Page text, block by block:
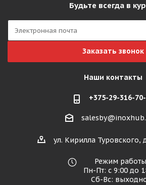
Будьте всегда в
Заказать звонок
Наши контакты
+375-29-316-
ул. Кирилла Туровского,
Режим
Пн-Пт: с 9:00 до
Сб-Вс: